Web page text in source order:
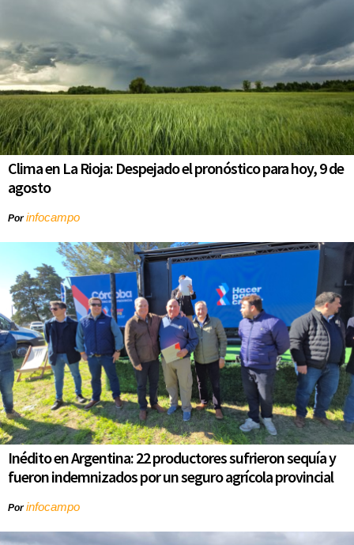
Clima en La Rioja: Despejado el pronóstico para hoy, 9 de
agosto
Porinfocampo
Inédito en Argentina: 22 productores sufrieron sequía y
fueron indemnizados por un seguro agrícola provincial
Porinfocampo